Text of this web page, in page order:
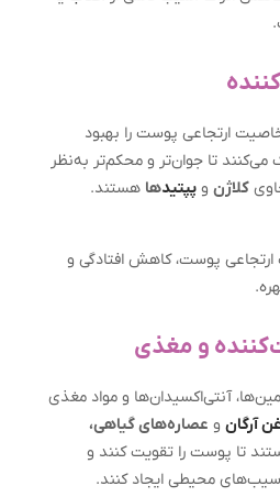
ارتجاعی پوست را بهبود
تا جوان‌تر و محکم‌تر به‌نظر
کلاژن و پپتیدها هستند.
پوست، کاهش افتادگی و
آنتی‌اکسیدان‌ها و مواد مغذی
آرگان و عصاره‌های گیاهی،
تا پوست را تقویت کنند و
محیطی ایجاد کنند.